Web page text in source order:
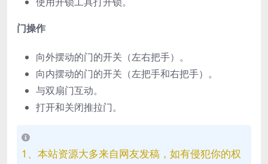
门操作
向外摆动的门的开关（左右把手）。
向内摆动的门的开关（左把手和右把手）。
与双扇门互动。
打开和关闭推拉门。
1、本站资源大多来自网友发稿，如有侵犯你的权